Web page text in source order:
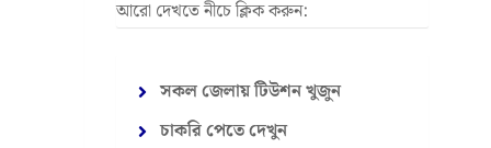
আরো দেখতে নীচে ক্লিক করুন:
সকল জেলায় টিউশন খুজুন
চাকরি পেতে দেখুন